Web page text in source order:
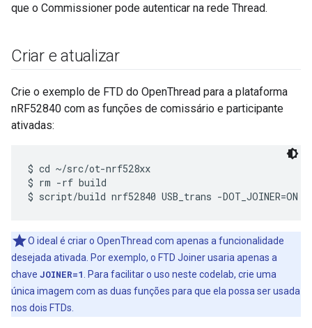
que o Commissioner pode autenticar na rede Thread.
Criar e atualizar
Crie o exemplo de FTD do OpenThread para a plataforma
nRF52840 com as funções de comissário e participante
ativadas:
$ cd ~/src/ot-nrf528xx
$ rm -rf build
O ideal é criar o OpenThread com apenas a funcionalidade
desejada ativada. Por exemplo, o FTD Joiner usaria apenas a
chave JOINER=1. Para facilitar o uso neste codelab, crie uma
única imagem com as duas funções para que ela possa ser usada
nos dois FTDs.